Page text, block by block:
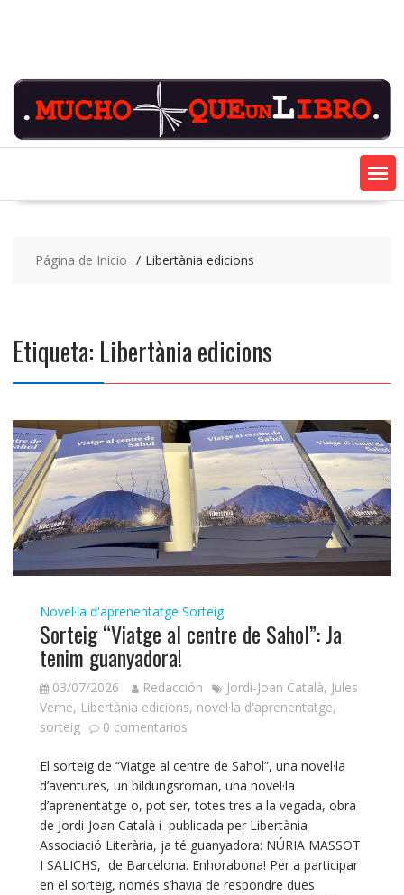
Página de Inicio Libertània edicions
Etiqueta: Libertània edicions
Novel·la d'aprenentatge Sorteig
Sorteig “Viatge al centre de Sahol”: Ja
tenim guanyadora!
03/07/2026 Redacción Jordi-Joan Català, Jules
Verne, Libertània edicions, novel·la d'aprenentatge,
sorteig
0 comentarios
El sorteig de “Viatge al centre de Sahol”, una novel·la
d’aventures, un bildungsroman, una novel·la
d’aprenentatge o, pot ser, totes tres a la vegada, obra
de Jordi-Joan Català i publicada per Libertània
Associació Literària, ja té guanyadora: NÚRIA MASSOT
I SALICHS, de Barcelona. Enhorabona! Per a participar
en el sorteig, només s’havia de respondre dues